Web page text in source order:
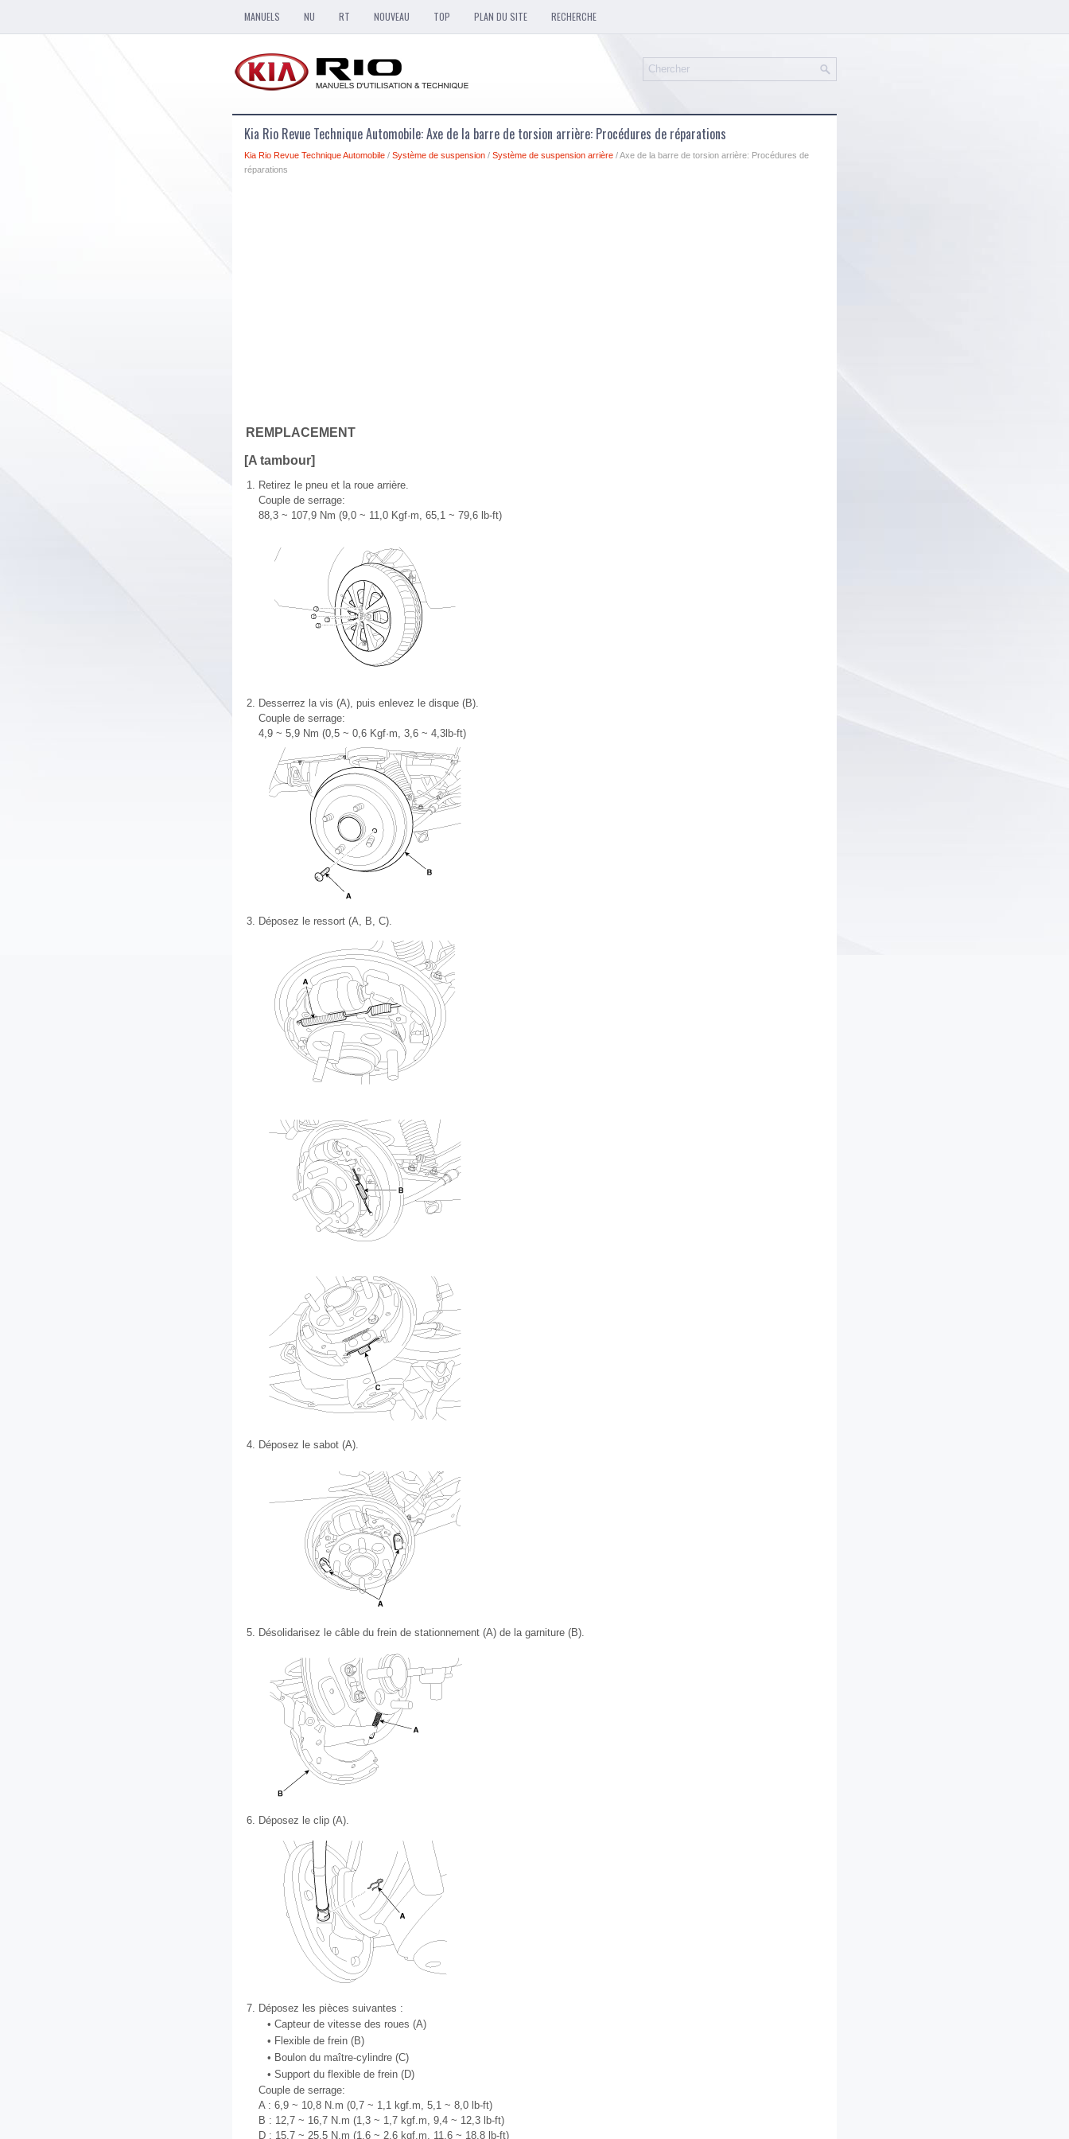
MANUELS NU RT NOUVEAU TOP PLAN DU SITE RECHERCHE
Kia Rio Revue Technique Automobile: Axe de la barre de torsion arrière: Procédures de réparations
Kia Rio Revue Technique Automobile / Système de suspension / Système de suspension arrière / Axe de la barre de torsion arrière: Procédures de
réparations
REMPLACEMENT
[A tambour]
1. Retirez le pneu et la roue arrière.
Couple de serrage:
88,3 ~ 107,9 Nm (9,0 ~ 11,0 Kgf·m, 65,1 ~ 79,6 lb-ft)
2. Desserrez la vis (A), puis enlevez le disque (B).
Couple de serrage:
4,9 ~ 5,9 Nm (0,5 ~ 0,6 Kgf·m, 3,6 ~ 4,3lb-ft)
3. Déposez le ressort (A, B, C).
4. Déposez le sabot (A).
5. Désolidarisez le câble du frein de stationnement (A) de la garniture (B).
6. Déposez le clip (A).
7. Déposez les pièces suivantes :
• Capteur de vitesse des roues (A)
• Flexible de frein (B)
• Boulon du maître-cylindre (C)
• Support du flexible de frein (D)
Couple de serrage:
A : 6,9 ~ 10,8 N.m (0,7 ~ 1,1 kgf.m, 5,1 ~ 8,0 lb-ft)
B : 12,7 ~ 16,7 N.m (1,3 ~ 1,7 kgf.m, 9,4 ~ 12,3 lb-ft)
D : 15,7 ~ 25,5 N.m (1,6 ~ 2,6 kgf.m, 11,6 ~ 18,8 lb-ft)